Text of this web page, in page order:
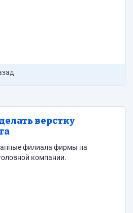
верстку
филиала фирмы на
компании.